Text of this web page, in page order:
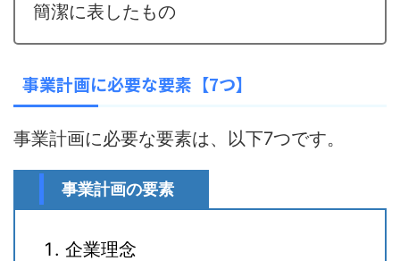
簡潔に表したもの
事業計画に必要な要素【7つ】
事業計画に必要な要素は、以下7つです。
事業計画の要素
企業理念